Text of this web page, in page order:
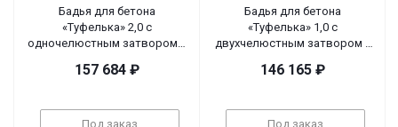
Бадья для бетона
«Туфелька» 2,0 с
одночелюстным затвором и
157 684 ₽
Под заказ
Бадья для бетона
«Туфелька» 1,0 с
двухчелюстным затвором и
146 165 ₽
Под заказ